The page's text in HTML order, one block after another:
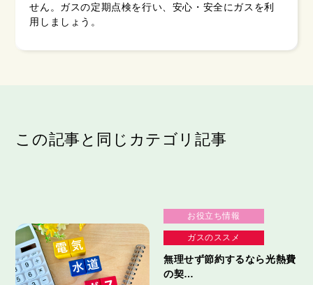
せん。ガスの定期点検を行い、安心・安全にガスを利
用しましょう。
この記事と同じカテゴリ記事
お役立ち情報
ガスのススメ
無理せず節約するなら光熱費
の契…